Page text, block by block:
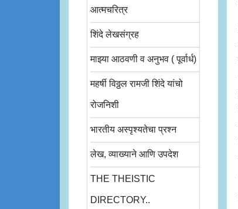
आत्मचरित्र
शिंदे लेखसंग्रह
माझ्या आठवणी व अनुभव ( पूर्वार्ध)
महर्षी विठ्ठल रामजी शिंदे यांचो
रोजनिशी
भारतीय अस्पृश्यतेचा प्रश्न
लेख, व्याख्याने आणि उपदेश
THE THEISTIC
DIRECTORY..